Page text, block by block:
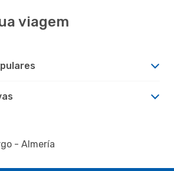
viagem
- Almería